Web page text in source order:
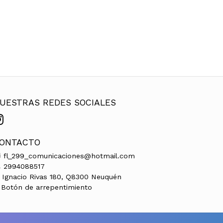
REDES SOCIALES
fl_299_comunicaciones@hotmail.com
2994088517
Ignacio Rivas 180, Q8300 Neuquén
de arrepentimiento